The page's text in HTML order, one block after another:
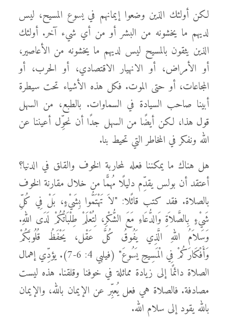
لكن أولئك الذين وضعوا إيمانهم في يسوع المسيح، ليس
لديهم ما يخشونه من البشر أو من أي شيء آخر. أولئك
الذين يثقون بالمسيح ليس لديهم ما يخشونه من الأعاصير،
أو الأمراض، أو الانهيار الاقتصادي، أو الحرب، أو
المجاعات، أو حتى الموت. فكل هذه الأشياء تحت سيطرة
أبينا صاحب السيادة في السماوات. بالطبع، من السهل
قول هذا، لكن أيضًا من السهل جدًا أن نحوِّل أعيننا عن
الله ونفكر في المخاطر التي تحيط بنا.
هل هناك ما يمكننا فعله لمحاربة الخوف والقلق في الدنيا؟
أعتقد أن بولس يقدِّم دليلًا مُهمًّا من خلال مقارنة الخوف
بالصلاة. فقد كتب قائًلا: "لاَ تَهْتَمُّوا بِشَيْءٍ، بَلْ فِي كُلِّ
شَيْءٍ بِالصَّلاَةِ وَالدُّعَاءِ مَعَ الشُّكْرِ، لِتُعْلَمْ طِلْبَاتُكُمْ لَدَى اللهِ.
وَسَلاَمُ اللهِ الَّذِي يَفُوقُ كُلَّ عَقْل، يَحْفَظُ قُلُوبَكُمْ
وَأَفْكَارَكُمْ فِي الْمَسِيحِ يَسُوعَ" (فيلبي 4: 6-7). يؤدِّي إهمال
الصلاة دائمًا إلى زيادة مماثلة في خوفنا وقلقنا. هذه ليست
مصادفة. فالصلاة هي فعل يُعبِّر عن الإيمان بالله، والإيمان
بالله يقود إلى سلام الله.